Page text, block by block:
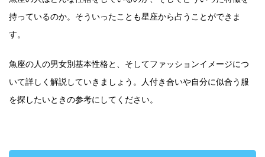
持っているのか。そういったことも星座から占うことができま
す。
魚座の人の男女別基本性格と、そしてファッションイメージにつ
いて詳しく解説していきましょう。人付き合いや自分に似合う服
を探したいときの参考にしてください。